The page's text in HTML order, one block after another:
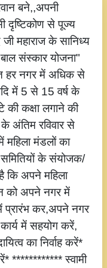
बने,,अपनी
दृष्टिकोण से पूज्य
जी महाराज के सानिध्य
संस्कार योजना"
हर नगर में अधिक से
में 5 से 15 वर्ष के
की कक्षा लगाने की
अंतिम रविवार से
महिला मंडलों का
के संयोजक/
कि अपने महिला
को अपने नगर में
प्रारंभ कर,अपने नगर
में सहयोग करें,
का निर्वाह करें*
************ स्वामी